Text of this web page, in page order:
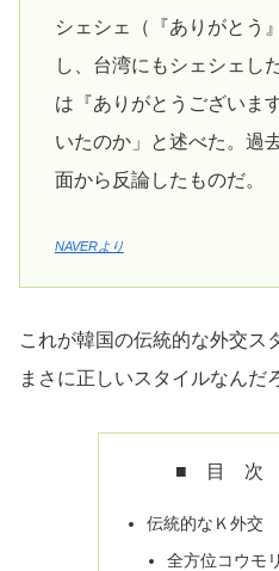
シェシェ（『ありがとう
し、台湾にもシェシェし
は『ありがとうございま
いたのか」と述べた。過
面から反論したものだ。
NAVERより
これが韓国の伝統的な外交ス
まさに正しいスタイルなんだ
■ 目 次
伝統的なＫ外交
全方位コウモ